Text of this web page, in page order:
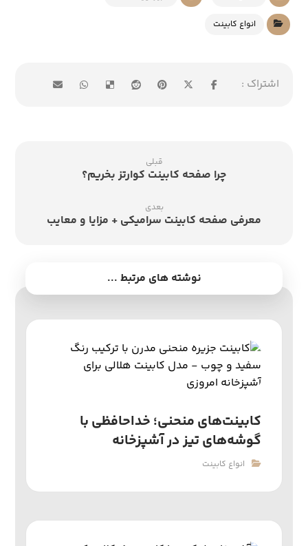
انواع کابینت
قبلی
چرا صفحه کابینت کوارتز بخریم؟
بعدی
معرفی صفحه کابینت سرامیکی + مزایا و معایب
نوشته های مرتبط ...
کابینت‌های منحنی؛ خداحافظی با
گوشه‌های تیز در آشپزخانه
انواع کابینت